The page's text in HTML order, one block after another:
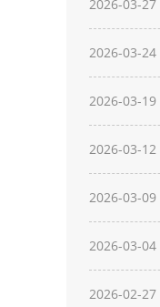
2026-03-27
2026-03-24
2026-03-19
2026-03-12
2026-03-09
2026-03-04
2026-02-27